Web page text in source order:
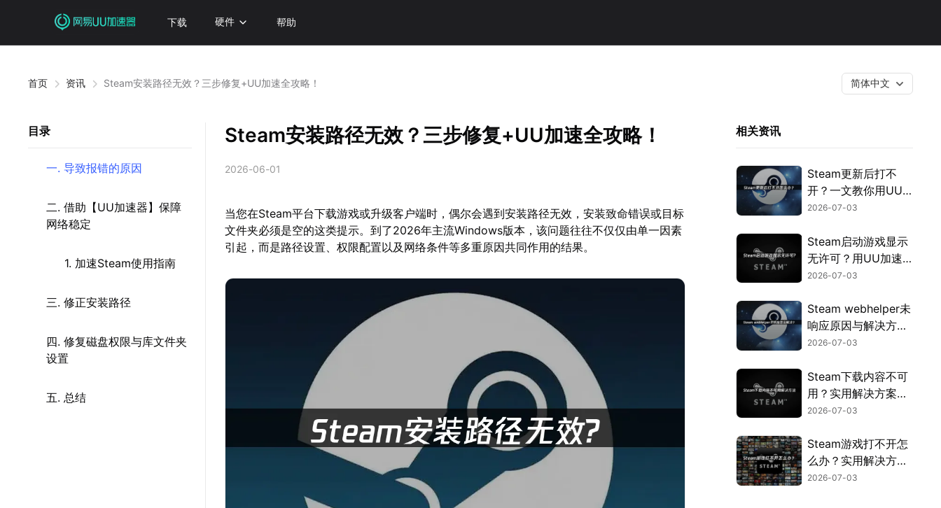
下载 硬件 帮助
首页 资讯 Steam安装路径无效？三步修复+UU加速全攻略！ 简体中文
目录
一. 导致报错的原因
二. 借助【UU加速器】保障
网络稳定
1. 加速Steam使用指南
三. 修正安装路径
四. 修复磁盘权限与库文件夹
设置
五. 总结
Steam安装路径无效？三步修复+UU加速全攻略！
2026-06-01
当您在Steam平台下载游戏或升级客户端时，偶尔会遇到安装路径无效，安装致命错误或目标
文件夹必须是空的这类提示。到了2026年主流Windows版本，该问题往往不仅仅由单一因素
引起，而是路径设置、权限配置以及网络条件等多重原因共同作用的结果。
相关资讯
Steam更新后打不
开？一文教你用UU
加速器快速解决！
2026-07-03
Steam启动游戏显示
无许可？用UU加速
器免费优化授权验
2026-07-03
Steam webhelper未
响应原因与解决方法
全解析！
2026-07-03
Steam下载内容不可
用？实用解决方案来
了！
2026-07-03
Steam游戏打不开怎
么办？实用解决方法
全汇总！
2026-07-03